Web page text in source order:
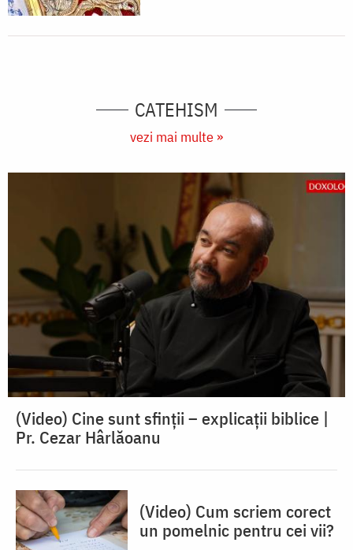
CATEHISM
vezi mai multe »
(Video) Cine sunt sfinții – explicații biblice |
Pr. Cezar Hârlăoanu
(Video) Cum scriem corect
un pomelnic pentru cei vii?